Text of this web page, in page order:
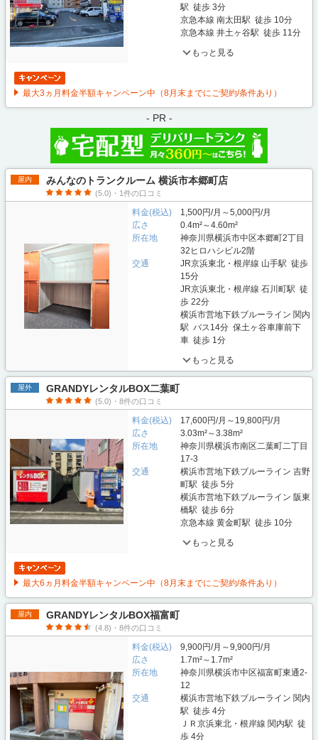
駅 徒歩 3分
京急本線 南太田駅 徒歩 10分
京急本線 井土ヶ谷駅 徒歩 11分
もっと見る
最大3ヵ月料金半額キャンペーン中（8月末までにご契約/条件あり）
- PR -
屋内 みんなのトランクルーム 横浜市本郷町店
(5.0)・1件の口コミ
料金(税込)
1,500円/月～5,000円/月
広さ
0.4m²～4.60m²
所在地
神奈川県横浜市中区本郷町2丁目
32ヒロハシビル2階
交通
JR京浜東北・根岸線 山手駅 徒歩
15分
JR京浜東北・根岸線 石川町駅 徒
歩 22分
横浜市営地下鉄ブルーライン 関内
駅 バス14分 保土ヶ谷車庫前下
車 徒歩 1分
もっと見る
屋外 GRANDYレンタルBOX二葉町
(5.0)・8件の口コミ
料金(税込)
17,600円/月～19,800円/月
広さ
3.03m²～3.38m²
所在地
神奈川県横浜市南区二葉町二丁目
17-3
交通
横浜市営地下鉄ブルーライン 吉野
町駅 徒歩 5分
横浜市営地下鉄ブルーライン 阪東
橋駅 徒歩 6分
京急本線 黄金町駅 徒歩 10分
もっと見る
最大6ヵ月料金半額キャンペーン中（8月末までにご契約/条件あり）
屋内 GRANDYレンタルBOX福富町
(4.8)・8件の口コミ
料金(税込)
9,900円/月～9,900円/月
広さ
1.7m²～1.7m²
所在地
神奈川県横浜市中区福富町東通2-
12
交通
横浜市営地下鉄ブルーライン 関内
駅 徒歩 4分
ＪＲ京浜東北・根岸線 関内駅 徒
歩 4分